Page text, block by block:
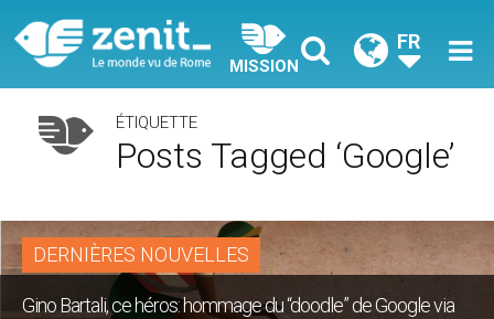
MISSION
FR
ÉTIQUETTE
Posts Tagged ‘google’
DERNIÈRES NOUVELLES
Gino Bartali, ce héros: hommage du “doodle” de Google via